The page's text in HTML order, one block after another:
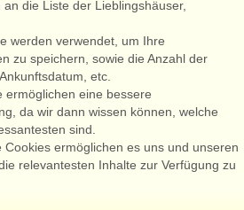
die Liste der Lieblingshäuser,
werden verwendet, um Ihre
zu speichern, sowie die Anzahl der
etc.
ermöglichen eine bessere
da wir dann wissen können, welche
sind.
Cookies ermöglichen es uns und unseren
relevantesten Inhalte zur Verfügung zu